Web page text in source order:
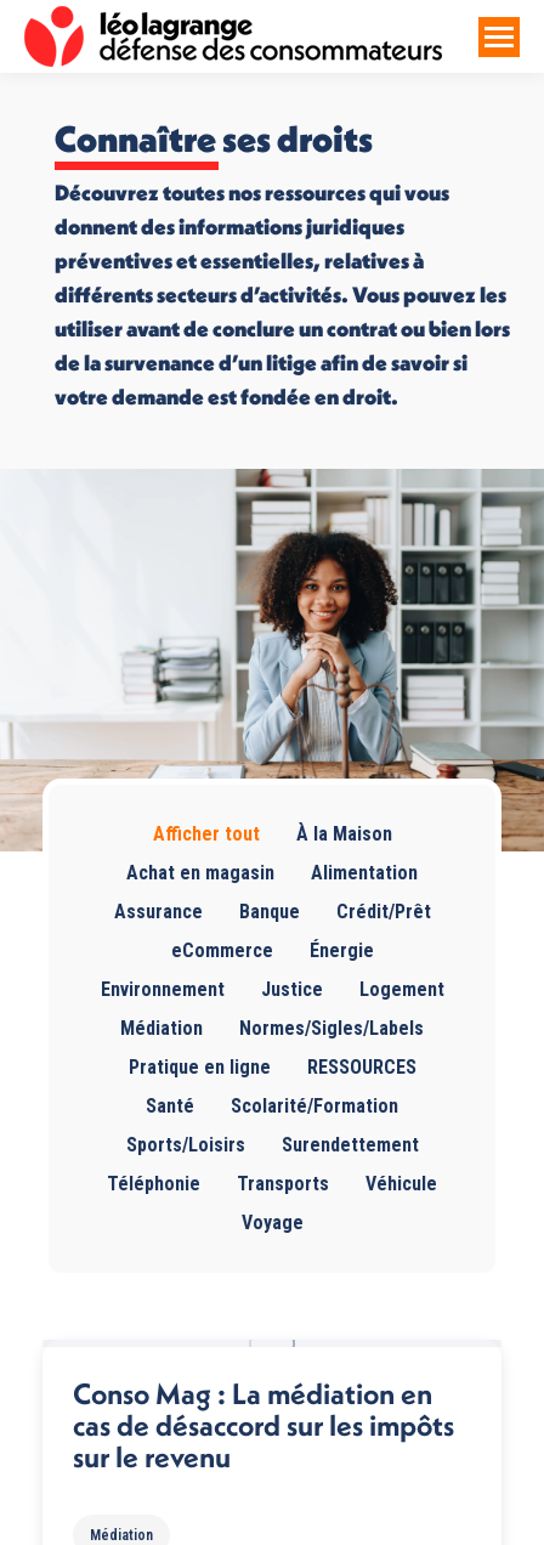
Connaître ses droits
Découvrez toutes nos ressources qui vous
donnent des informations juridiques
préventives et essentielles, relatives à
différents secteurs d’activités. Vous pouvez les
utiliser avant de conclure un contrat ou bien lors
de la survenance d’un litige afin de savoir si
votre demande est fondée en droit.
Afficher tout
À la Maison
Achat en magasin
Alimentation
Assurance
Banque
Crédit/Prêt
eCommerce
Énergie
Environnement
Justice
Logement
Médiation
Normes/Sigles/Labels
Pratique en ligne
RESSOURCES
Santé
Scolarité/Formation
Sports/Loisirs
Surendettement
Téléphonie
Transports
Véhicule
Voyage
Conso Mag : La médiation en
cas de désaccord sur les impôts
sur le revenu
Médiation